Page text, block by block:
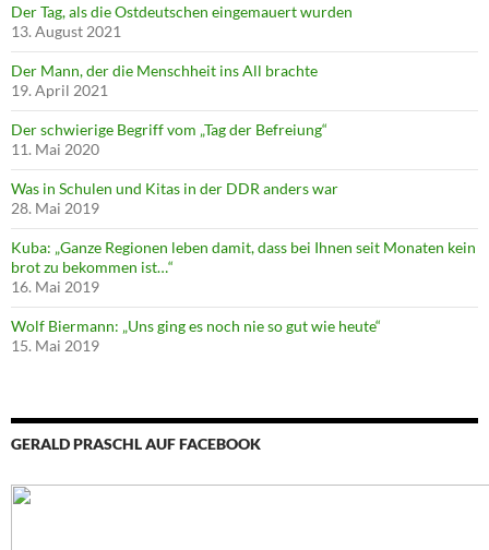
Der Tag, als die Ostdeutschen eingemauert wurden
13. August 2021
Der Mann, der die Menschheit ins All brachte
19. April 2021
Der schwierige Begriff vom „Tag der Befreiung“
11. Mai 2020
Was in Schulen und Kitas in der DDR anders war
28. Mai 2019
Kuba: „Ganze Regionen leben damit, dass bei Ihnen seit Monaten kein
brot zu bekommen ist…“
16. Mai 2019
Wolf Biermann: „Uns ging es noch nie so gut wie heute“
15. Mai 2019
GERALD PRASCHL AUF FACEBOOK